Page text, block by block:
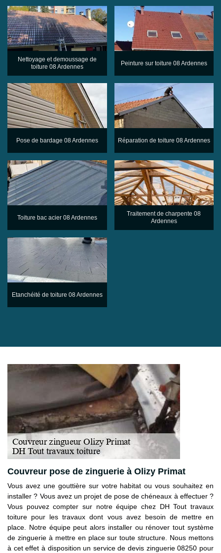
Nettoyage et demoussage de
toiture 08 Ardennes
Peinture sur toiture 08 Ardennes
Pose de bardage 08 Ardennes Réparation de toiture 08 Ardennes
Toiture bac acier 08 Ardennes
Traitement de charpente 08
Ardennes
Etanchéité de toiture 08 Ardennes
Couvreur pose de zinguerie à Olizy Primat
Vous avez une gouttière sur votre habitat ou vous souhaitez en
installer ? Vous avez un projet de pose de chéneaux à effectuer ?
Vous pouvez compter sur notre équipe chez DH Tout travaux
toiture pour les travaux dont vous avez besoin de mettre en
place. Notre équipe peut alors installer ou rénover tout système
de zinguerie à mettre en place sur toute structure. Nous mettons
à cet effet à disposition un service de devis zinguerie 08250 pour